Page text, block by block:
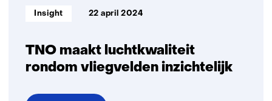
TNO maakt luchtkwaliteit
rondom vliegvelden inzichtelijk
Informatietype:
Insight 22 april 2024